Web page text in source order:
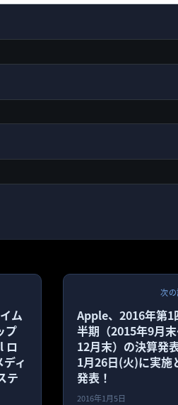
ム
プ
ロ
ィ
テ
次
Apple、2016年第1
半期（2015年9月
12月末）の決算発
1月26日(火)に実施
発表！
2016年1月5日